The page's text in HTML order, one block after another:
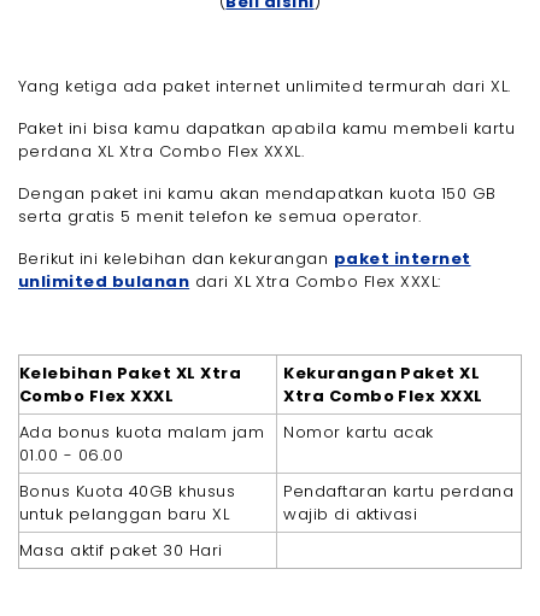
Yang ketiga ada paket internet unlimited termurah dari XL.
Paket ini bisa kamu dapatkan apabila kamu membeli kartu
perdana XL Xtra Combo Flex XXXL.
Dengan paket ini kamu akan mendapatkan kuota 150 GB
serta gratis 5 menit telefon ke semua operator.
Berikut ini kelebihan dan kekurangan paket internet
unlimited bulanan dari XL Xtra Combo Flex XXXL:
Kelebihan Paket XL Xtra
Combo Flex XXXL
Kekurangan Paket XL
Xtra Combo Flex XXXL
Ada bonus kuota malam jam
01.00 - 06.00
Nomor kartu acak
Bonus Kuota 40GB khusus
untuk pelanggan baru XL
Pendaftaran kartu perdana
wajib di aktivasi
Masa aktif paket 30 Hari